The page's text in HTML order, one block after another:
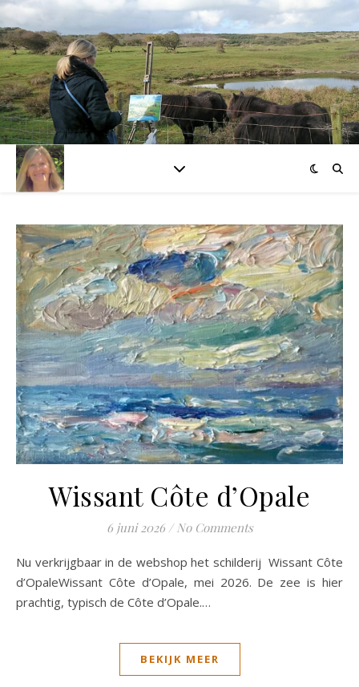
Wissant Côte d’Opale
6 juni 2026 / No Comments
Nu verkrijgbaar in de webshop het schilderij Wissant Côte
d’OpaleWissant Côte d’Opale, mei 2026. De zee is hier
prachtig, typisch de Côte d’Opale.…
BEKIJK MEER